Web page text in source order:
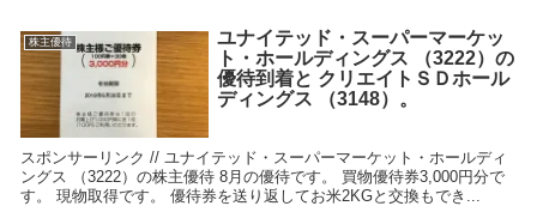
株主優待
ユナイテッド・スーパーマーケッ
ト・ホールディングス （3222）の
優待到着と クリエイトＳＤホール
ディングス （3148）。
スポンサーリンク // ユナイテッド・スーパーマーケット・ホールディ
ングス （3222）の株主優待 8月の優待です。 買物優待券3,000円分で
す。 現物取得です。 優待券を送り返してお米2KGと交換もでき...